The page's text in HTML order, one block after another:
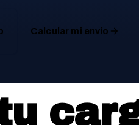
Calcular mi envío